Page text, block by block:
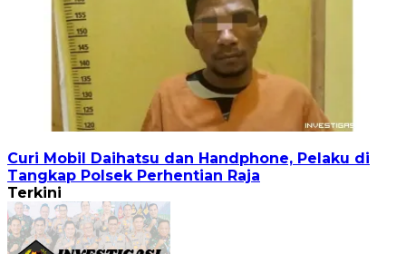
Curi Mobil Daihatsu dan Handphone, Pelaku di
Tangkap Polsek Perhentian Raja
Terkini